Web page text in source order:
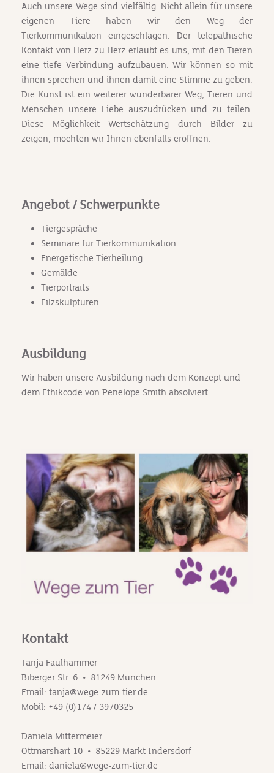
Auch unsere Wege sind vielfältig. Nicht allein für unsere
eigenen Tiere haben wir den Weg der
Tierkommunikation eingeschlagen. Der telepathische
Kontakt von Herz zu Herz erlaubt es uns, mit den Tieren
eine tiefe Verbindung aufzubauen. Wir können so mit
ihnen sprechen und ihnen damit eine Stimme zu geben.
Die Kunst ist ein weiterer wunderbarer Weg, Tieren und
Menschen unsere Liebe auszudrücken und zu teilen.
Diese Möglichkeit Wertschätzung durch Bilder zu
zeigen, möchten wir Ihnen ebenfalls eröffnen.
Angebot / Schwerpunkte
Tiergespräche
Seminare für Tierkommunikation
Energetische Tierheilung
Gemälde
Tierportraits
Filzskulpturen
Ausbildung
Wir haben unsere Ausbildung nach dem Konzept und
dem Ethikcode von Penelope Smith absolviert.
Kontakt
Tanja Faulhammer
Biberger Str. 6 • 81249 München
Email: tanja@wege-zum-tier.de
Mobil: +49 (0)174 / 3970325
Daniela Mittermeier
Ottmarshart 10 • 85229 Markt Indersdorf
Email: daniela@wege-zum-tier.de